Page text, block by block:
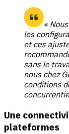
«
les
et ces
sans le
nous chez
conditions
Une
plateformes